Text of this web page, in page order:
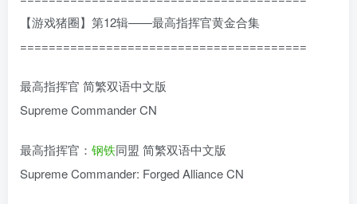
【游戏猪圈】第12辑——最高指挥官黄金合集
========================================
最高指挥官 简繁双语中文版
Supreme Commander CN
最高指挥官： 钢铁同盟 简繁双语中文版
Supreme Commander: Forged Alliance CN